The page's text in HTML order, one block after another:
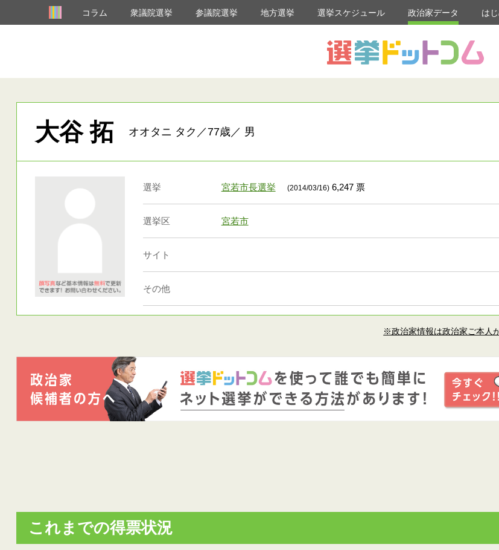
コラム 衆議院選挙 参議院選挙 地方選挙 選挙スケジュール 政治家データ は
大谷 拓 オオタニ タク／77歳／ 男
選挙 宮若市長選挙 (2014/03/16)6,247 票
選挙区 宮若市
サイト
その他
※政治家情報は政治家ご本人
これまでの得票状況